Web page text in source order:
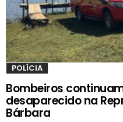
POLÍCIA
Bombeiros
desaparecido na
Bárbara